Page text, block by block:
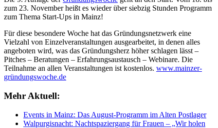
zum 23. November heißt es wieder über siebzig Stunden Programm
zum Thema Start-Ups in Mainz!
Für diese besondere Woche hat das Gründungsnetzwerk eine
Vielzahl von Einzelveranstaltungen ausgearbeitet, in denen alles
angeboten wird, was das Gründungsherz höher schlagen lässt –
Pitches – Beratungen – Erfahrungsaustausch – Webinare. Die
Teilnahme an allen Veranstaltungen ist kostenlos. www.mainzer-
gründungswoche.de
Mehr Aktuell:
Events in Mainz: Das August-Programm im Alten Postlager
Walpurgisnacht: Nachtspaziergang für Frauen – „Wir holen